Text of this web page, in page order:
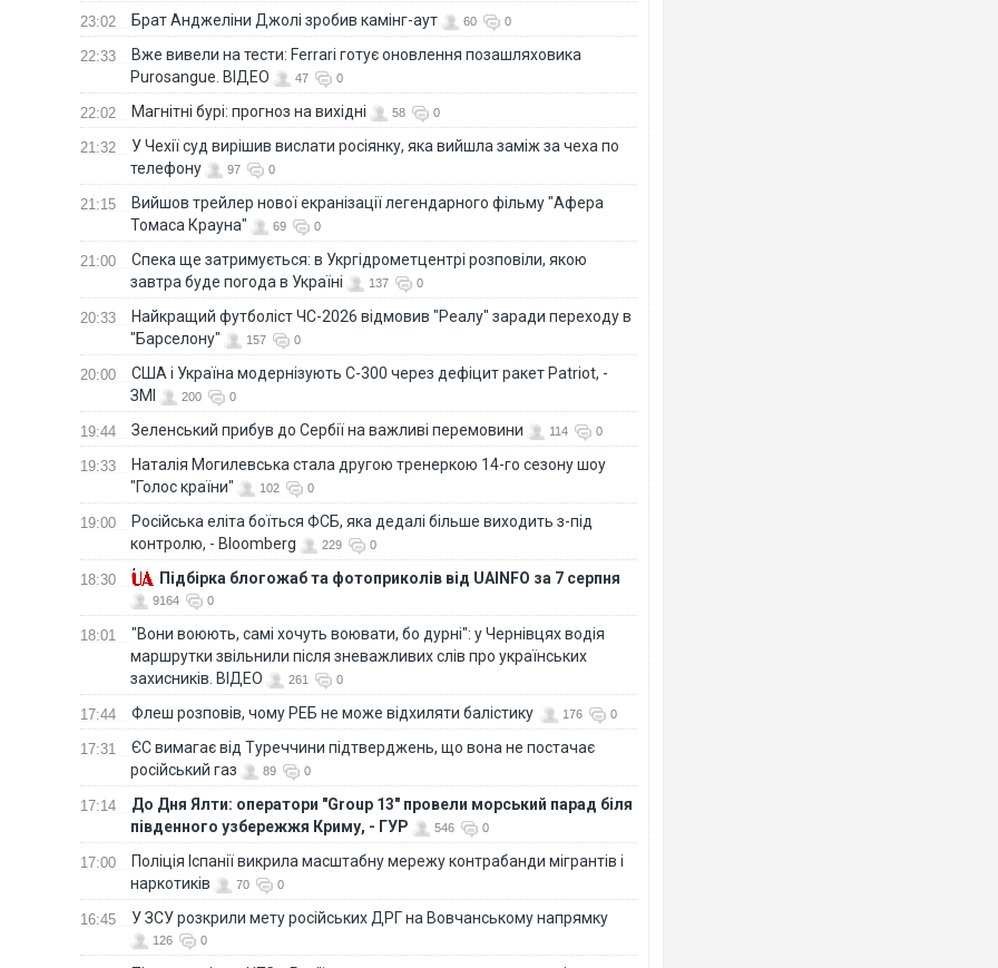
23:02 Брат Анджеліни Джолі зробив камінг-аут 60 0
22:33
Вже вивели на тести: Ferrari готує оновлення позашляховика
Purosangue. ВІДЕО
47 0
22:02 Магнітні бурі: прогноз на вихідні 58 0
21:32
У Чехії суд вирішив вислати росіянку, яка вийшла заміж за чеха по
телефону
97 0
21:15
Вийшов трейлер нової екранізації легендарного фільму "Афера
Томаса Крауна"
69 0
21:00
Спека ще затримується: в Укргідрометцентрі розповіли, якою
завтра буде погода в Україні
137 0
20:33
Найкращий футболіст ЧС-2026 відмовив "Реалу" заради переходу в
"Барселону"
157 0
20:00
США і Україна модернізують С-300 через дефіцит ракет Patriot, -
ЗМІ
200 0
19:44 Зеленський прибув до Сербії на важливі перемовини 114 0
19:33
Наталія Могилевська стала другою тренеркою 14-го сезону шоу
"Голос країни"
102 0
19:00
Російська еліта боїться ФСБ, яка дедалі більше виходить з-під
контролю, - Bloomberg
229 0
18:30 Підбірка блогожаб та фотоприколів від UAINFO за 7 серпня
9164 0
18:01
"Вони воюють, самі хочуть воювати, бо дурні": у Чернівцях водія
маршрутки звільнили після зневажливих слів про українських
захисників. ВІДЕО
261 0
17:44 Флеш розповів, чому РЕБ не може відхиляти балістику 176 0
17:31
ЄС вимагає від Туреччини підтверджень, що вона не постачає
російський газ
89 0
17:14
До Дня Ялти: оператори "Group 13" провели морський парад біля
південного узбережжя Криму, - ГУР
546 0
17:00
Поліція Іспанії викрила масштабну мережу контрабанди мігрантів і
наркотиків
70 0
16:45 У ЗСУ розкрили мету російських ДРГ на Вовчанському напрямку
126 0